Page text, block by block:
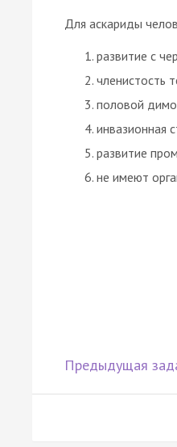
Для аскариды
развитие с
членистость
половой
инвазионная
развитие
не имеют
Предыдущая